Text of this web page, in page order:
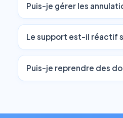
Puis-je gérer les
Le support est-il réactif
Puis-je reprendre des